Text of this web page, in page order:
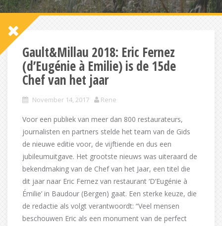
Gault&Millau 2018: Eric Fernez
(d’Eugénie à Emilie) is de 15de
Chef van het jaar
November 14, 2017 Rene
Voor een publiek van meer dan 800 restaurateurs,
journalisten en partners stelde het team van de Gids
de nieuwe editie voor, de vijftiende en dus een
jubileumuitgave. Het grootste nieuws was uiteraard de
bekendmaking van de Chef van het Jaar, een titel die
dit jaar naar Eric Fernez van restaurant ‘D’Eugénie à
Émilie’ in Baudour (Bergen) gaat. Een sterke keuze, die
de redactie als volgt verantwoordt: “Veel mensen
beschouwen Eric als een monument van de perfect